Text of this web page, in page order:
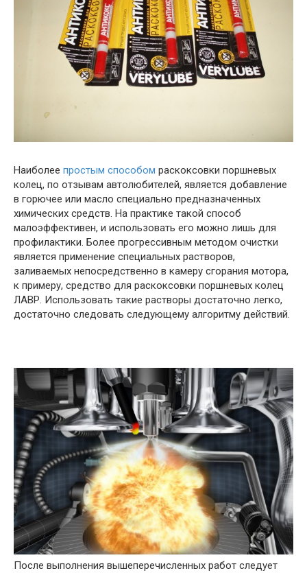
Наиболее простым способом раскоксовки поршневых
колец, по отзывам автолюбителей, является добавление
в горючее или масло специально предназначенных
химических средств. На практике такой способ
малоэффективен, и использовать его можно лишь для
профилактики. Более прогрессивным методом очистки
является применение специальных растворов,
заливаемых непосредственно в камеру сгорания мотора,
к примеру, средство для раскоксовки поршневых колец
ЛАВР. Использовать такие растворы достаточно легко,
достаточно следовать следующему алгоритму действий.
После выполнения вышеперечисленных работ следует